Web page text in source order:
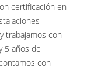
certificación en
trabajamos con
5 años de
con